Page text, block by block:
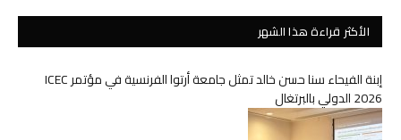
الأكثر قراءة هذا الشهر
إبنة الفيحاء سنا حسن خالد تمثل جامعة أرتوا الفرنسية في مؤتمر ICEC
2026 الدولي بالبرتغال